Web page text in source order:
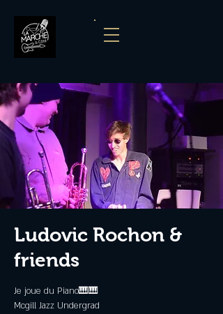
Ludovic Rochon &
friends
Je joue du Piano🎹🎹
Mcgill Jazz Undergrad